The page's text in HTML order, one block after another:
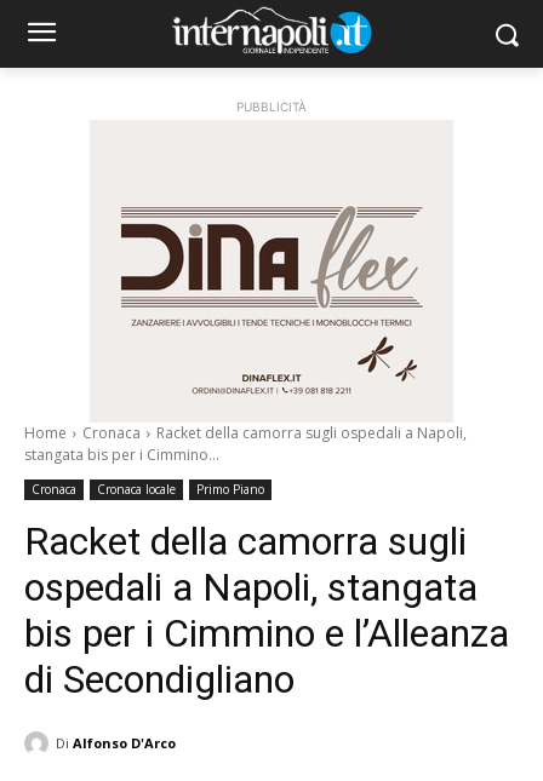
PUBBLICITÀ
Home Cronaca
Racket della camorra sugli ospedali a Napoli,
stangata bis per i Cimmino...
Cronaca Cronaca locale Primo Piano
Racket della camorra sugli
ospedali a Napoli, stangata
bis per i Cimmino e l’Alleanza
di Secondigliano
Di Alfonso D'Arco